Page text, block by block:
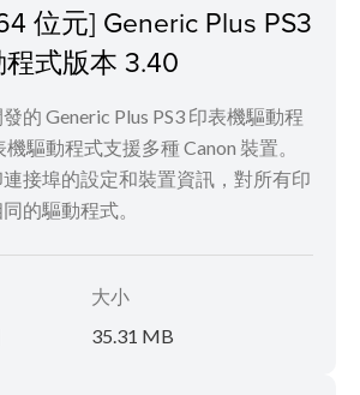
位元] Generic Plus PS3
式版本 3.40
的 Generic Plus PS3 印表機驅動程
驅動程式支援多種 Canon 裝置。
接埠的設定和裝置資訊，對所有印
的驅動程式。
大小
35.31 MB